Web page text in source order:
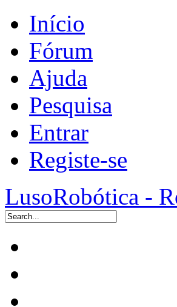
Início
Fórum
Ajuda
Pesquisa
Entrar
Registe-se
LusoRobótica -